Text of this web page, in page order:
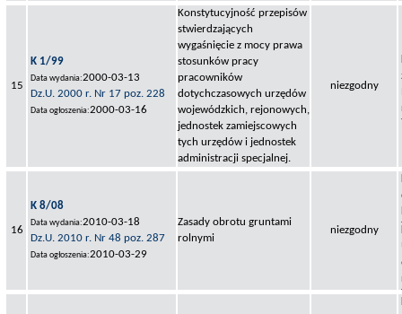
15
K 1/99
Data wydania:2000-03-13
Dz.U. 2000 r. Nr 17 poz. 228
Data ogłoszenia:2000-03-16
Konstytucyjność przepisów
stwierdzających
wygaśnięcie z mocy prawa
stosunków pracy
pracowników
dotychczasowych urzędów
wojewódzkich, rejonowych,
jednostek zamiejscowych
tych urzędów i jednostek
administracji specjalnej.
niezgodny
16
K 8/08
Data wydania:2010-03-18
Dz.U. 2010 r. Nr 48 poz. 287
Data ogłoszenia:2010-03-29
Zasady obrotu gruntami
rolnymi
niezgodny